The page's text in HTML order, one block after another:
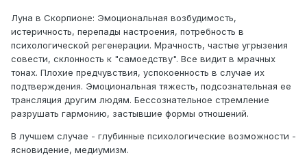
Луна в Скорпионе: Эмоциональная возбудимость,
истеричность, перепады настроения, потребность в
психологической регенерации. Мрачность, частые угрызения
совести, склонность к "самоедству". Все видит в мрачных
тонах. Плохие предчувствия, успокоенность в случае их
подтверждения. Эмоциональная тяжесть, подсознательная ее
трансляция другим людям. Бессознательное стремление
разрушать гармонию, застывшие формы отношений.
В лучшем случае - глубинные психологические возможности -
ясновидение, медиумизм.